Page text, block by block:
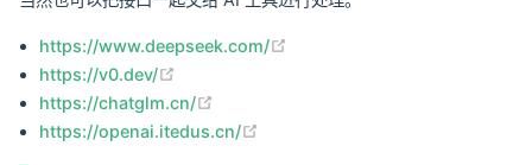
https://www.deepseek.com/
https://v0.dev/
https://chatglm.cn/
https://openai.itedus.cn/